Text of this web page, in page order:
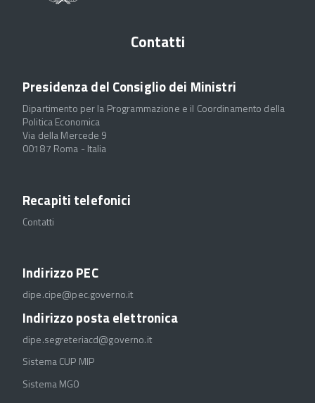
Contatti
Presidenza del Consiglio dei Ministri
Dipartimento per la Programmazione e il Coordinamento della
Politica Economica
Via della Mercede 9
00187 Roma - Italia
Recapiti telefonici
Contatti
Indirizzo PEC
dipe.cipe@pec.governo.it
Indirizzo posta elettronica
dipe.segreteriacd@governo.it
Sistema CUP MIP
Sistema MGO